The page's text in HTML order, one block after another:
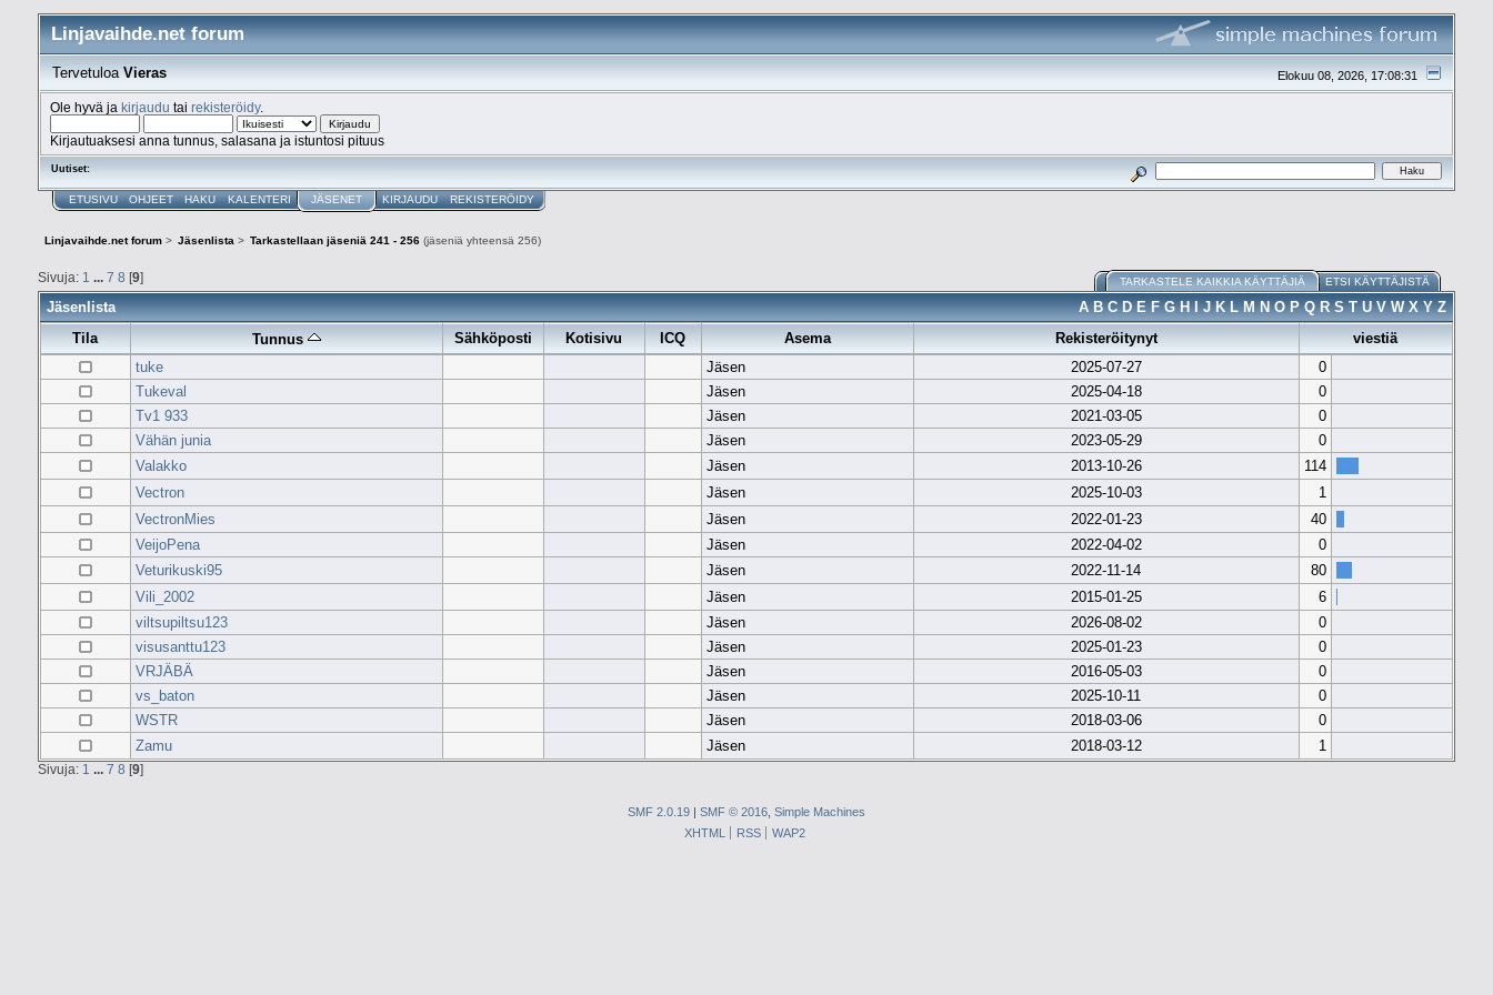
Linjavaihde.net forum
Elokuu 08, 2026, 17:08:31
TervetuloaVieras
Ole hyvä ja kirjaudu tai rekisteröidy.
Kirjautuaksesi anna tunnus, salasana ja istuntosi pituus
Uutiset:
ETUSIVU OHJEET HAKU KALENTERI JÄSENET KIRJAUDU REKISTERÖIDY
Linjavaihde.net forum > Jäsenlista > Tarkastellaan jäseniä 241 - 256 (jäseniä yhteensä 256)
Sivuja: 1 ... 7 8 [9] TARKASTELE KAIKKIA KÄYTTÄJIÄ ETSI KÄYTTÄJISTÄ
Jäsenlista A B C D E F G H I J K L M N O P Q R S T U V W X Y Z
Tila
Tunnus Sähköposti Kotisivu ICQ Asema Rekisteröitynyt
viestiä
tuke
Jäsen 2025-07-27
0
Tukeval
Jäsen 2025-04-18
0
Tv1 933
Jäsen 2021-03-05
0
Vähän junia
Jäsen 2023-05-29
0
Valakko
Jäsen 2013-10-26
114
Vectron
Jäsen 2025-10-03
1
VectronMies
Jäsen 2022-01-23
40
VeijoPena
Jäsen 2022-04-02
0
Veturikuski95
Jäsen 2022-11-14
80
Vili_2002
Jäsen 2015-01-25
6
viltsupiltsu123
Jäsen 2026-08-02
0
visusanttu123
Jäsen 2025-01-23
0
VRJÄBÄ
Jäsen 2016-05-03
0
vs_baton
Jäsen 2025-10-11
0
WSTR
Jäsen 2018-03-06
0
Zamu
Jäsen 2018-03-12 1
Sivuja: 1 ... 7 8 [9]
SMF 2.0.19| SMF © 2016, Simple Machines
XHTML
RSS WAP2